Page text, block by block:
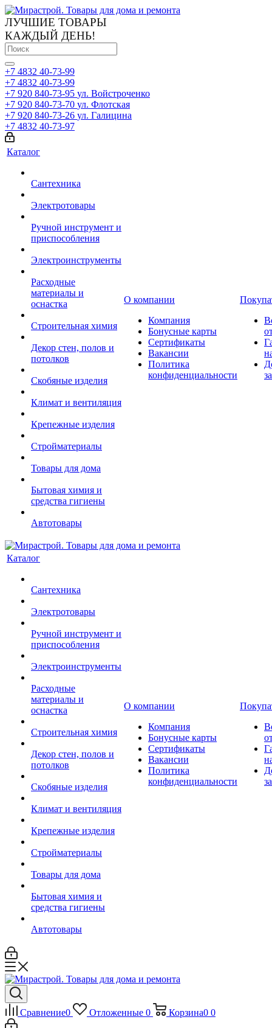
ЛУЧШИЕ ТОВАРЫ
КАЖДЫЙ ДЕНЬ!
+7 4832 40-73-99
+7 4832 40-73-99
+7 920 840-73-95 ул. Войстроченко
+7 920 840-73-70 ул. Флотская
+7 920 840-73-26 ул. Галицина
+7 4832 40-73-97
Каталог
Сантехника
Электротовары
Ручной инструмент и
приспособления
Электроинструменты
Расходные
материалы и
оснастка
Строительная химия
Декор стен, полов и
потолков
Скобяные изделия
Климат и вентиляция
Крепежные изделия
Стройматериалы
Товары для дома
Бытовая химия и
средства гигиены
Автотовары
О компании
Компания
Бонусные карты
Сертификаты
Вакансии
Политика
конфиденциальности
Каталог
Сантехника
Электротовары
Ручной инструмент и
приспособления
Электроинструменты
Расходные
материалы и
оснастка
Строительная химия
Декор стен, полов и
потолков
Скобяные изделия
Климат и вентиляция
Крепежные изделия
Стройматериалы
Товары для дома
Бытовая химия и
средства гигиены
Автотовары
О компании
Компания
Бонусные карты
Сертификаты
Вакансии
Политика
конфиденциальности
Сравнение0 Отложенные 0 Корзина0 0